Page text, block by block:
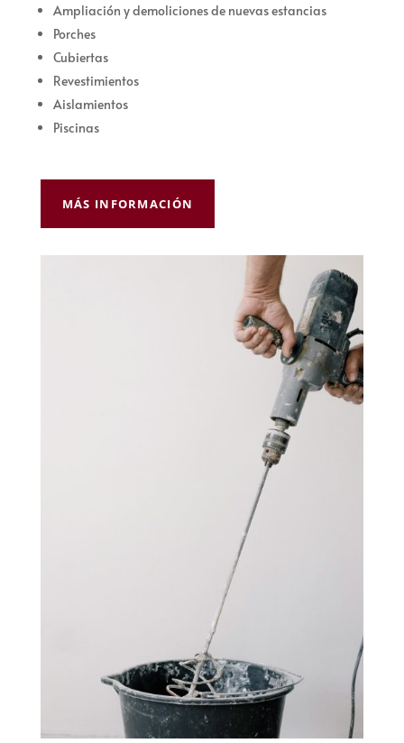
Ampliación y demoliciones de nuevas estancias
Porches
Cubiertas
Revestimientos
Aislamientos
Piscinas
MÁS INFORMACIÓN